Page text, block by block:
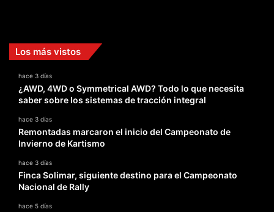
Los más vistos
hace 3 días
¿AWD, 4WD o Symmetrical AWD? Todo lo que necesita
saber sobre los sistemas de tracción integral
hace 3 días
Remontadas marcaron el inicio del Campeonato de
Invierno de Kartismo
hace 3 días
Finca Solimar, siguiente destino para el Campeonato
Nacional de Rally
hace 5 días